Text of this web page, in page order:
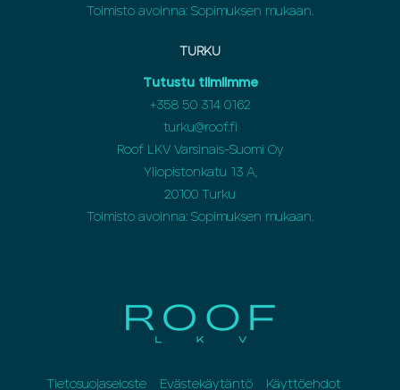
Toimisto avoinna: Sopimuksen mukaan.
TURKU
Tutustu tiimiimme
+358 50 314 0162
turku@roof.fi
Roof LKV Varsinais-Suomi Oy
Yliopistonkatu 13 A,
20100 Turku
Toimisto avoinna: Sopimuksen mukaan.
Tietosuojaseloste Evästekäytäntö Käyttöehdot